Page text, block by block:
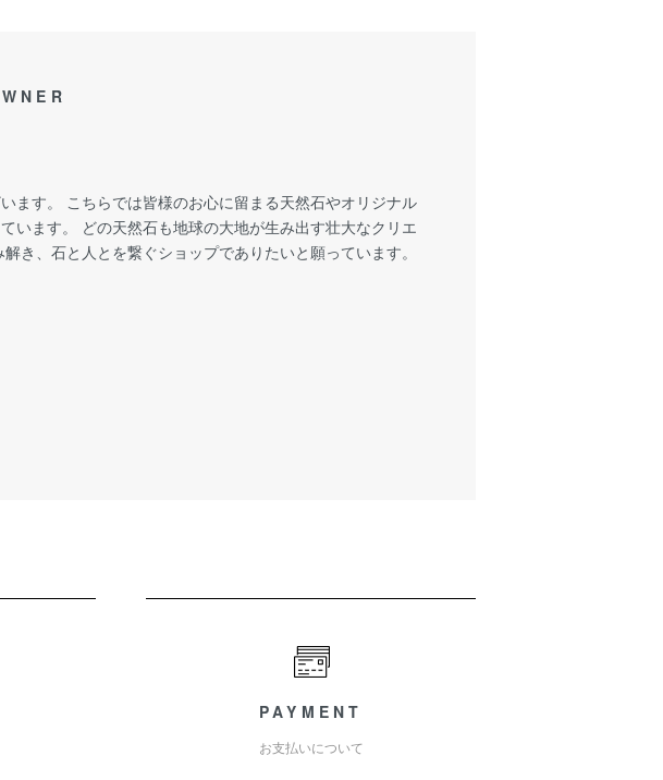
ます。 こちらでは皆様のお心に留まる天然石やオリジナル
います。 どの天然石も地球の大地が生み出す壮大なクリエ
き、石と人とを繋ぐショップでありたいと願っています。
PAYMENT
お支払いについて